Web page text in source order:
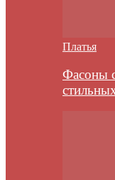
Платья
Фасоны